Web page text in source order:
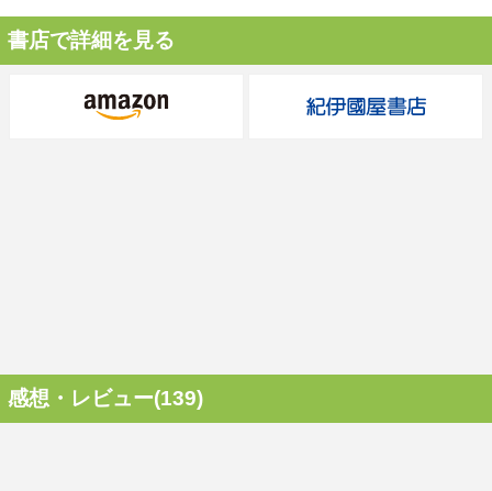
書店で詳細を見る
感想・レビュー(139)